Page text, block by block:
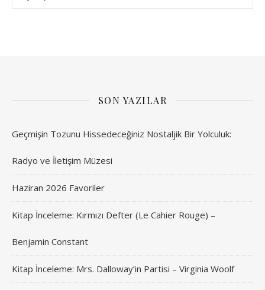
SON YAZILAR
Geçmişin Tozunu Hissedeceğiniz Nostaljik Bir Yolculuk:
Radyo ve İletişim Müzesi
Haziran 2026 Favoriler
Kitap İnceleme: Kırmızı Defter (Le Cahier Rouge) –
Benjamin Constant
Kitap İnceleme: Mrs. Dalloway’in Partisi – Virginia Woolf